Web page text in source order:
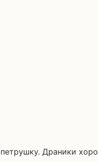
Драники